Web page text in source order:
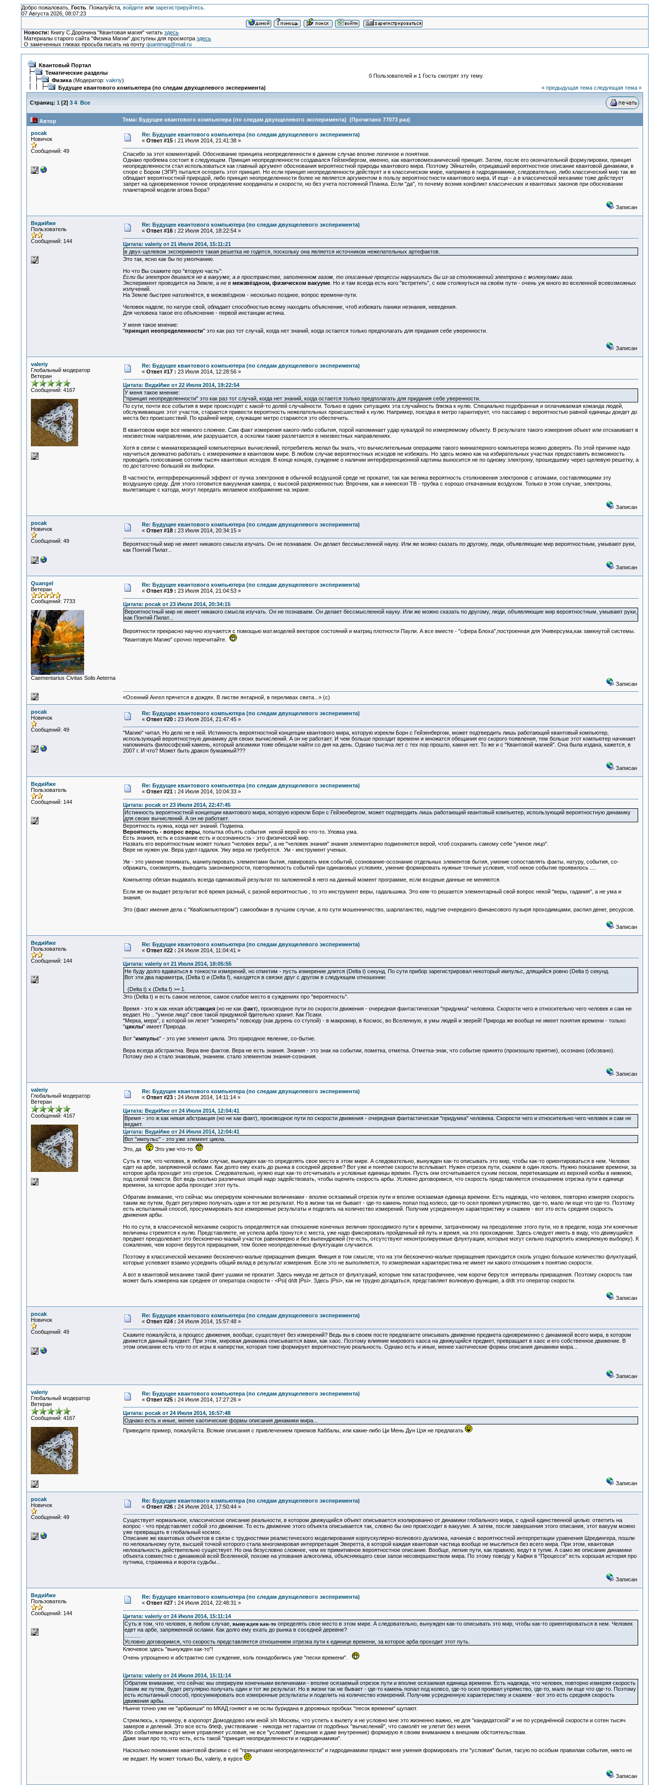
Добро пожаловать, Гость. Пожалуйста, войдитеили зарегистрируйтесь.
07 Августа 2026, 08:07:23
Новости: Книгу С.Доронина "Квантовая магия" читатьздесь
Материалы старого сайта "Физика Магии" доступны для просмотраздесь
О замеченных глюках просьба писать на почтуquantmag@mail.ru
Квантовый Портал
Тематические разделы
Физика(Модератор: valeriy)
Будущее квантового компьютера (по следам двухщелевого эксперимента)
0 Пользователей и 1 Гость смотрят эту тему.
« предыдущая тема следующая тема »
Страниц: 1 [2] 3 4 Все
Автор Тема: Будущее квантового компьютера (по следам двухщелевого эксперимента) (Прочитано 77073 раз)
pocak
Новичок
Сообщений: 49
Re: Будущее квантового компьютера (по следам двухщелевого эксперимента)
« Ответ #15 : 21 Июля 2014, 21:41:38 »
Спасибо за этот комментарий. Обоснование принципа неопределенности в данном случае вполне логичное и понятное.
Однако проблема состоит в следующем. Принцип неопределенности создавался Гейзенбергом, именно, как квантовомеханический принцип. Затем, после его окончательной формулировки, принцип
неопределенности стал использоваться как главный аргумент обоснования вероятностной природы квантового мира. Поэтому Эйнштейн, отрицавший вероятностное описание квантовой динамики, в
споре с Бором (ЭПР) пытался оспорить этот принцип. Но если принцип неопределенности действует и в классическом мире, например в гидродинамике, следовательно, либо классический мир так же
обладает вероятностной природой, либо принцип неопределенности более не является аргументом в пользу вероятностности квантового мира. И еще - а в классической механике тоже действует
запрет на одновременное точное определение координаты и скорости, но без учета постоянной Планка. Если "да", то почему возник конфликт классических и квантовых законов при обосновании
планетарной модели атома Бора?
Записан
ВедиИже
Пользователь
Сообщений: 144
Re: Будущее квантового компьютера (по следам двухщелевого эксперимента)
« Ответ #16 : 22 Июля 2014, 18:22:54 »
Цитата: valeriy от 21 Июля 2014, 15:11:21
в двух-щелевом эксперименте такая решетка не годится, поскольку она является источником нежелательных артефактов.
Это так, ясно как бы по умолчанию.
Но что Вы скажите про "вторую часть":
Если бы электрон двигался не в вакууме, а в пространстве, заполненном газом, то описанные процессы нарушились бы из-за столкновений электрона с молекулами газа.
Эксперимент проводится на Земле, а не в межзвёздном, физическом вакууме. Но и там всегда есть кого "встретить", с кем столкнуться на своём пути - очень уж много во вселенной всевозможных
излучений.
На Земле быстрее натолкнётся, в межзвёздном - несколько позднее, вопрос времени-пути.
Человек наделе, по натуре свой, обладает способностью всему находить объяснение, чтоб избежать паники незнания, неведения.
Для человека такое его объяснение - первой инстанции истина.
У меня такое мнение:
"принцип неопределенности" это как раз тот случай, когда нет знаний, когда остается только предполагать для придания себе уверенности.
Записан
valeriy
Глобальный модератор
Ветеран
Сообщений: 4167
Re: Будущее квантового компьютера (по следам двухщелевого эксперимента)
« Ответ #17 : 23 Июля 2014, 12:28:56 »
Цитата: ВедиИже от 22 Июля 2014, 19:22:54
У меня такое мнение:
"принцип неопределенности" это как раз тот случай, когда нет знаний, когда остается только предполагать для придания себе уверенности.
По сути, почти все события в мире происходят с какой-то долей случайности. Только в одних ситуациях эта случайность близка к нулю. Специально подобранная и оплачиваемая команда людей,
обслуживающих этот участок, старается привести вероятность нежелательных происшествий к нулю. Например, поездка в метро гарантирует, что пассажир с вероятностью равной единицы доедет до
места без происшествий. По крайней мере, служащие метро стараются это обеспечить.
В квантовом мире все немного сложнее. Сам факт измерения какого-либо события, порой напоминает удар кувалдой по измеряемому объекту. В результате такого измерения объект или отскакивает в
неизвестном направлении, или разрушается, а осколки также разлетаются в неизвестных направлениях.
Хотя в связи с миниатюризацией компьютерных вычислений, потребитель желал бы знать, что вычислительным операциям такого миниатюрного компьютера можно доверять. По этой причине надо
научиться деликатно работать с измерениями в квантовом мире. В любом случае вероятностных исходов не избежать. Но здесь можно как на избирательных участках предоставить возможность
проводить голосование сотням тысяч квантовых исходов. В конце концов, суждение о наличии интерференционной картины выносится не по одному электрону, прошедшему через щелевую решетку, а
по достаточно большой их выборки.
В частности, интерференционный эффект от пучка электронов в обычной воздушной среде не прокатит, так как велика вероятность столкновения электронов с атомами, составляющими эту
воздушную среду. Для этого готовится вакуумная камера, с высокой разряженностью. Впрочем, как и кинескоп ТВ - трубка с хорошо откачанным воздухом. Только в этом случае, электроны,
вылетающие с катода, могут передать желаемое изображение на экране.
Записан
pocak
Новичок
Сообщений: 49
Re: Будущее квантового компьютера (по следам двухщелевого эксперимента)
« Ответ #18 : 23 Июля 2014, 20:34:15 »
Вероятностный мир не имеет никакого смысла изучать. Он не познаваем. Он делает бессмысленной науку. Или же можно сказать по другому, люди, объявляющие мир вероятностным, умывают руки,
как Понтий Пилат...
Записан
Quangel
Ветеран
Сообщений: 7733
Сaementarius Civitas Solis Aeterna
Re: Будущее квантового компьютера (по следам двухщелевого эксперимента)
« Ответ #19 : 23 Июля 2014, 21:04:53 »
Цитата: pocak от 23 Июля 2014, 20:34:15
Вероятностный мир не имеет никакого смысла изучать. Он не познаваем. Он делает бессмысленной науку. Или же можно сказать по другому, люди, объявляющие мир вероятностным, умывают руки,
как Понтий Пилат...
Вероятности прекрасно научно изучаются с помощью мат.моделей векторов состояний и матриц плотности Паули. А все вместе - "сфера Блоха",построенная для Универсума,как замкнутой системы.
"Квантовую Магию" срочно перечитайте.
Записан
«Осенний Ангел прячется в дождях. В листве янтарной, в переливах света...» (c)
pocak
Новичок
Сообщений: 49
Re: Будущее квантового компьютера (по следам двухщелевого эксперимента)
« Ответ #20 : 23 Июля 2014, 21:47:45 »
"Магию" читал. Но дело не в ней. Истинность вероятностной концепции квантового мира, которую изрекли Борн с Гейзенбергом, может подтвердить лишь работающий квантовый компьютер,
использующий вероятностную динамику для своих вычислений. А он не работает. И чем больше проходит времени и множатся обещания его скорого появления, тем больше этот компьютер начинает
напоминать философский камень, который алхимики тоже обещали найти со дня на день. Однако тысяча лет с тех пор прошло, камня нет. То же и с "Квантовой магией". Она была издана, кажется, в
2007 г. И что? Может быть дракон бумажный???
Записан
ВедиИже
Пользователь
Сообщений: 144
Re: Будущее квантового компьютера (по следам двухщелевого эксперимента)
« Ответ #21 : 24 Июля 2014, 10:04:33 »
Цитата: pocak от 23 Июля 2014, 22:47:45
Истинность вероятностной концепции квантового мира, которую изрекли Борн с Гейзенбергом, может подтвердить лишь работающий квантовый компьютер, использующий вероятностную динамику
для своих вычислений. А он не работает.
Вероятность нужна, когда нет знаний. Подмена.
Вероятность - вопрос веры, попытка объять события некой верой во что-то. Уловка ума.
Есть знания, есть и сознание есть и осознанность - это физический мир.
Назвать его вероятностным может только "человек веры", а не "человек знания" знания элементарно подменяются верой, чтоб сохранить самому себе "умное лицо".
Вере не нужен ум. Вера удел гадалок. Уму вера не требуется. Ум - инструмент ученых.
Ум - это умение понимать, манипулировать элементами бытия, лавировать меж событий, сознование-осознание отдельных элементов бытия, умение сопоставлять факты, натуру, события, со-
ображать, соизмерять, выводить закономерности, повторяемость событий при одинаковых условиях, умение формировать нужные точные условия, чтоб некое событие проявилось ....
Компьютер обязан выдавать всегда одинаковый результат по заложенной в него на данный момент программе, если входные данные не меняются.
Если же он выдает результат всё время разный, с разной вероятностью , то это инструмент веры, гадальшика. Это кем-то решается элементарный свой вопрос некой "веры, гадания", а не ума и
знания.
Это (факт имения дела с "КваКомпьютером") самообман в лучшем случае, а по сути мошенничество, шарлатанство, надутие очередного финансового пузыря проходимцами, распил денег, ресурсов.
Записан
ВедиИже
Пользователь
Сообщений: 144
Re: Будущее квантового компьютера (по следам двухщелевого эксперимента)
« Ответ #22 : 24 Июля 2014, 11:04:41 »
Цитата: valeriy от 21 Июля 2014, 18:05:55
Не буду долго вдаваться в тонкости измерений, но отметим - пусть измерение длится (Delta t) секунд. По сути прибор зарегистрировал некоторый импульс, длящийся ровно (Delta t) секунд.
Вот эти два параметра, (Delta t) и (Delta f), находятся в связке друг с другом в следующем отношении:
(Delta t) x (Delta f) >= 1.
Это (Delta t) и есть самое нелепое, самое слабое место в суждениях про "вероятность".
Время - это ж как некая абстракция(но не как факт), производное пути по скорости движения - очередная фантастическая "придумка" человека. Скорости чего и относительно чего человек и сам не
ведает. Но .. "умное лицо" свое такой придумкой бдительно хранит. Как Псаки.
"Мерка, мера", с которой он лезет "измерять" повсюду (как дурень со ступой) - в макромир, в Космос, во Вселенную, в умы людей и зверей! Природа же вообще не имеет понятия времени - только
"циклы" имеет Природа.
Вот "импульс" - это уже элемент цикла. Это природное явление, со-бытие.
Вера всегда абстрактна. Вера вне фактов. Вера не есть знания. Знания - это знак на событии, пометка, отметка. Отметка-знак, что событие принято (произошло приятие), осознано (обозвано).
Потому оно и стало знаковым, знанием. стало элементом знания-сознания.
Записан
valeriy
Глобальный модератор
Ветеран
Сообщений: 4167
Re: Будущее квантового компьютера (по следам двухщелевого эксперимента)
« Ответ #23 : 24 Июля 2014, 14:11:14 »
Цитата: ВедиИже от 24 Июля 2014, 12:04:41
Время - это ж как некая абстракция (но не как факт), производное пути по скорости движения - очередная фантастическая "придумка" человека. Скорости чего и относительно чего человек и сам не
ведает.
Цитата: ВедиИже от 24 Июля 2014, 12:04:41
Вот "импульс" - это уже элемент цикла.
Это, да
Это уже что-то
Суть в том, что человек, в любом случае, вынужден как-то определять свое место в этом мире. А следовательно, вынужден как-то описывать это мир, чтобы как-то ориентироваться в нем. Человек
едет на арбе, запряженной ослами. Как долго ему ехать до рынка в соседней деревне? Вот уже и понятие скорости всплывает. Нужен отрезок пути, скажем в один локоть. Нужно показание времени, за
которое арба проходит это отрезок. Следовательно, нужно еще как-то отсчитывать и условные единицы времен. Пусть они отсчитываются сухим песком, перетекающим из верхней колбы в нижнюю,
под силой тяжести. Вот ведь сколько различных опций надо задействовать, чтобы оценить скорость арбы. Условно договоримся, что скорость представляется отношением отрезка пути к единице
времени, за которое арба проходит этот путь.
Обратим внимание, что сейчас мы оперируем конечными величинами - вполне осязаемый отрезок пути и вполне осязаемая единица времени. Есть надежда, что человек, повторно измеряя скорость
таким же путем, будет регулярно получать один и тот же результат. Но в жизни так не бывает - где-то камень попал под колесо, где-то осел проявил упрямство, где-то, мало ли еще что где-то. Поэтому
есть испытанный способ, просуммировать все измеренные результаты и поделить на количество измерений. Получим усредненную характеристику и скажем - вот это есть средняя скорость
движения арбы.
Но по сути, в классической механике скорость определяется как отношение конечных величин проходимого пути к времени, затраченному на преодоление этого пути, но в пределе, когда эти конечные
величины стремятся к нулю. Представляете, не успела арба тронутся с места, уже надо фиксировать пройденный ей путь и время, на это прохождение. Здесь следует иметь в виду, что движущийся
предмет преодолевает это бесконечно-малый участок равномерно и без выпендрежей (те-есть, отсутствуют неконтролируемые флуктуации, которые могут сильно подпортить измеряемую выборку). К
сожалению, чем короче берутся приращения, тем более неопределенные флуктуации случаются.
Поэтому в классической механике бесконечно-малые приращения фикция. Фикция в том смысле, что на эти бесконечно-малые приращения приходится сколь угодно большое количество флуктуаций,
которые успевают взаимо усреднить общий вклад в результат измерения. Если это не выполняется, то измеряемая характеристика не имеет ни какого отношения к понятию скорости.
А вот в квантовой механике такой финт ушами не прокатит. Здесь никуда не деться от флуктуаций, которые тем катастрофичнее, чем короче берутся интервалы приращения. Поэтому скорость там
может быть измерена как среднее от оператора скорости - <Psi| d/dt |Psi>. Здесь |Psi>, как не трудно догадаться, представляет волновую функцию, а d/dt это оператор скорости.
Записан
pocak
Новичок
Сообщений: 49
Re: Будущее квантового компьютера (по следам двухщелевого эксперимента)
« Ответ #24 : 24 Июля 2014, 15:57:48 »
Скажите пожалуйста, а процесс движения, вообще, существует без измерений? Ведь вы в своем посте предлагаете описывать движение предмета одновременно с динамикой всего мира, в котором
движется данный предмет. При этом, мировая динамика описывается вами, как хаос. Поэтому влияние мирового хаоса на движущийся предмет, превращает в хаос и его собственное движение. В
этом описании есть что-то от игры в наперстки, которая тоже формирует вероятностную реальность. Однако есть и иные, менее хаотические формы описания динамики мира...
Записан
valeriy
Глобальный модератор
Ветеран
Сообщений: 4167
Re: Будущее квантового компьютера (по следам двухщелевого эксперимента)
« Ответ #25 : 24 Июля 2014, 17:27:26 »
Цитата: pocak от 24 Июля 2014, 16:57:48
Однако есть и иные, менее хаотические формы описания динамики мира...
Приведите пример, пожалуйста. Всякие описания с привлечением приемов Каббалы, или какие-либо Ци Мень Дун Цзя не предлагать
Записан
pocak
Новичок
Сообщений: 49
Re: Будущее квантового компьютера (по следам двухщелевого эксперимента)
« Ответ #26 : 24 Июля 2014, 17:50:44 »
Существует нормальное, классическое описание реальности, в котором движущийся объект описывается изолированно от динамики глобального мира, с одной единственной целью: ответить на
вопрос - что представляет собой это движение. То есть движение этого объекта описывается так, словно бы оно происходит в вакууме. А затем, после завершения этого описания, этот вакуум можно
уже превращать в глобальный космос.
Описание же квантовых объектов в связи с трудностями реалистического моделирования корпускулярно-волнового дуализма, начиная с вероятностной интерпретации уравнения Шредингера, пошли
по нелокальному пути, высшей точкой которого стала многомировая интерпретация Эверетта, в которой каждая квантовая частица вообще не мыслиться без всего мира. При этом, квантовая
нелокальность действительно существует. Но она безусловно сложнее, чем ее примитивное вероятностное описание. Вообще, легкие пути, как правило, ведут в тупик. А само же описание динамики
объекта совместно с динамикой всей Вселенной, похоже на упования алкоголика, объясняющего свои запои несовершенством мира. По этому поводу у Кафки в "Процессе" есть хорошая история про
путника, стражника и ворота судьбы...
Записан
ВедиИже
Пользователь
Сообщений: 144
Re: Будущее квантового компьютера (по следам двухщелевого эксперимента)
« Ответ #27 : 24 Июля 2014, 22:48:31 »
Цитата: valeriy от 24 Июля 2014, 15:11:14
Суть в том, что человек, в любом случае, вынужден как-то определять свое место в этом мире. А следовательно, вынужден как-то описывать это мир, чтобы как-то ориентироваться в нем. Человек
едет на арбе, запряженной ослами. Как долго ему ехать до рынка в соседней деревне?
Условно договоримся, что скорость представляется отношением отрезка пути к единице времени, за которое арба проходит этот путь.
Ключевое здесь "вынужден как-то"!
Очень упрощенно и абстрактно сие суждение, коль понадобились уже "пески времени".
Цитата: valeriy от 24 Июля 2014, 15:11:14
Обратим внимание, что сейчас мы оперируем конечными величинами - вполне осязаемый отрезок пути и вполне осязаемая единица времени. Есть надежда, что человек, повторно измеряя скорость
таким же путем, будет регулярно получать один и тот же результат. Но в жизни так не бывает - где-то камень попал под колесо, где-то осел проявил упрямство, где-то, мало ли еще что где-то. Поэтому
есть испытанный способ, просуммировать все измеренные результаты и поделить на количество измерений. Получим усредненную характеристику и скажем - вот это есть средняя скорость
движения арбы.
Нынче точно уже не "арбакеши" по МКАД гоняют и не ослы буридана в дорожных пробках "песок времени" щупают.
Стремлюсь, к примеру, в аэропорт Домодедово или иной э/п Москвы, что успеть к вылету и не условно мне это жизненно важно, не для "кандидатской" и не по усреднённой скорости и сотен тысяч
замеров и делений. Это все есть блеф, умствование - никогда нет гарантии от подобных "вычислений", что самолёт не улетит без меня.
Ибо событиями вокруг меня управляют условия, не все "условия" (внешние и даже внутренние) формирую я своим вниманием к внешним обстоятельствам.
Даже зная про то, что есть, есть такой "принцип неопределенности и гидродинамики".
Насколько понимание квантовой физики с её "принципами неопределенности" и гидродинамики придаст мне умения формировать эти "условия" бытия, тасую по особым правилам события, никто не
не ведает. Ну может только Вы, valeriy, в курсе
Записан